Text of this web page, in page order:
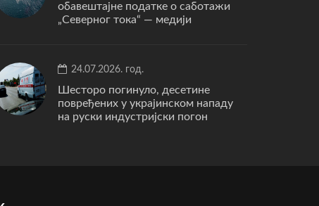
обавештајне податке о саботажи
„Северног тока“ — медији
24.07.2026. год.
Шесторо погинуло, десетине
повређених у украјинском нападу
на руски индустријски погон